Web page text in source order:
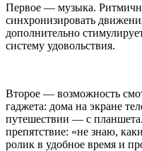
Первое — музыка.
синхронизировать
дополнительно
систему удовольствия.
Второе — возможность
гаджета: дома на экране
путешествии — с
препятствие: «не знаю,
ролик в удобное время и